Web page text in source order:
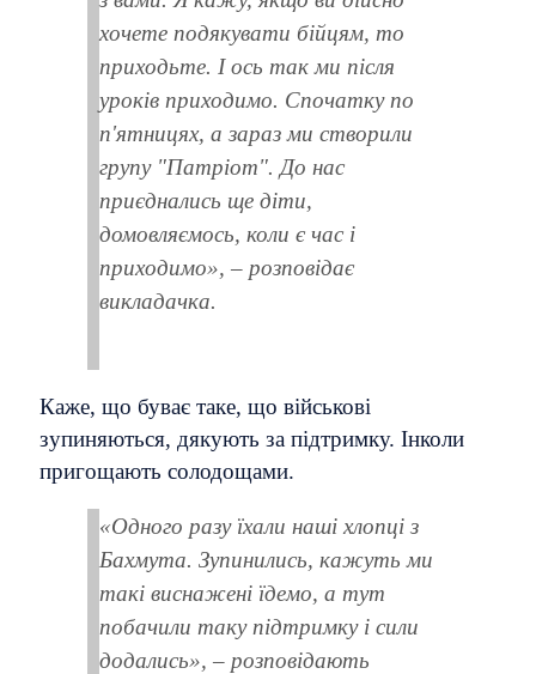
хочете подякувати бійцям, то
приходьте. І ось так ми після
уроків приходимо. Спочатку по
п'ятницях, а зараз ми створили
групу "Патріот". До нас
приєднались ще діти,
домовляємось, коли є час і
приходимо», – розповідає
викладачка.
Каже, що буває таке, що військові
зупиняються, дякують за підтримку. Інколи
пригощають солодощами.
«Одного разу їхали наші хлопці з
Бахмута. Зупинились, кажуть ми
такі виснажені їдемо, а тут
побачили таку підтримку і сили
додались», – розповідають